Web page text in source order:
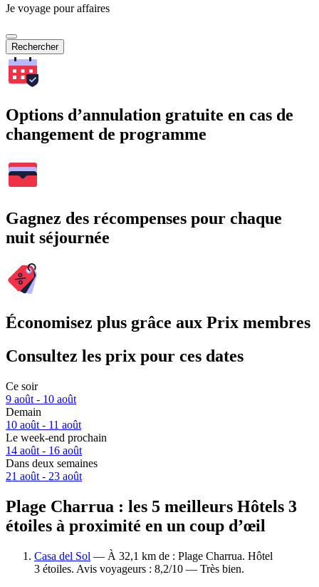
Je voyage pour affaires
Rechercher
Options d’annulation gratuite en cas de
changement de programme
Gagnez des récompenses pour chaque
nuit séjournée
Économisez plus grâce aux Prix membres
Consultez les prix pour ces dates
Ce soir
9 août - 10 août
Demain
10 août - 11 août
Le week-end prochain
14 août - 16 août
Dans deux semaines
21 août - 23 août
Plage Charrua : les 5 meilleurs Hôtels 3
étoiles à proximité en un coup d’œil
Casa del Sol — À 32,1 km de : Plage Charrua. Hôtel
3 étoiles. Avis voyageurs : 8,2/10 — Très bien.